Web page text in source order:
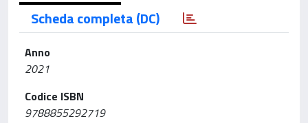
Scheda completa (DC)
Anno
2021
Codice ISBN
9788855292719